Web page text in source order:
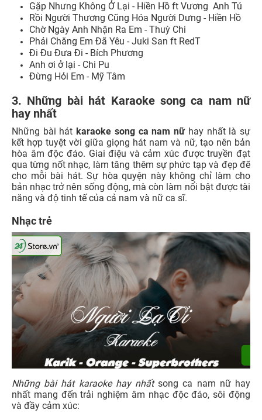
Gặp Nhưng Không Ở Lại - Hiền Hồ ft Vương Anh Tú
Rồi Người Thương Cũng Hóa Người Dưng - Hiền Hồ
Chờ Ngày Anh Nhận Ra Em - Thuỳ Chi
Phải Chăng Em Đã Yêu - Juki San ft RedT
Đi Đu Đưa Đi - Bích Phương
Anh ơi ở lại - Chi Pu
Đừng Hỏi Em - Mỹ Tâm
3. Những bài hát Karaoke song ca nam nữ
hay nhất
Những bài hátkaraoke song ca nam nữhay nhất là sự
kết hợp tuyệt vời giữa giọng hát nam và nữ, tạo nên bản
hòa âm độc đáo. Giai điệu và cảm xúc được truyền đạt
qua từng nốt nhạc, làm tăng thêm sự phức tạp và đẹp đẽ
cho mỗi bài hát. Sự hòa quyện này không chỉ làm cho
bản nhạc trở nên sống động, mà còn làm nổi bật được tài
năng và độ tinh tế của cả nam và nữ ca sĩ.
Nhạc trẻ
Những bài hát karaoke hay nhấtsong ca nam nữ hay
nhất mang đến trải nghiệm âm nhạc độc đáo, sôi động
và đầy cảm xúc: